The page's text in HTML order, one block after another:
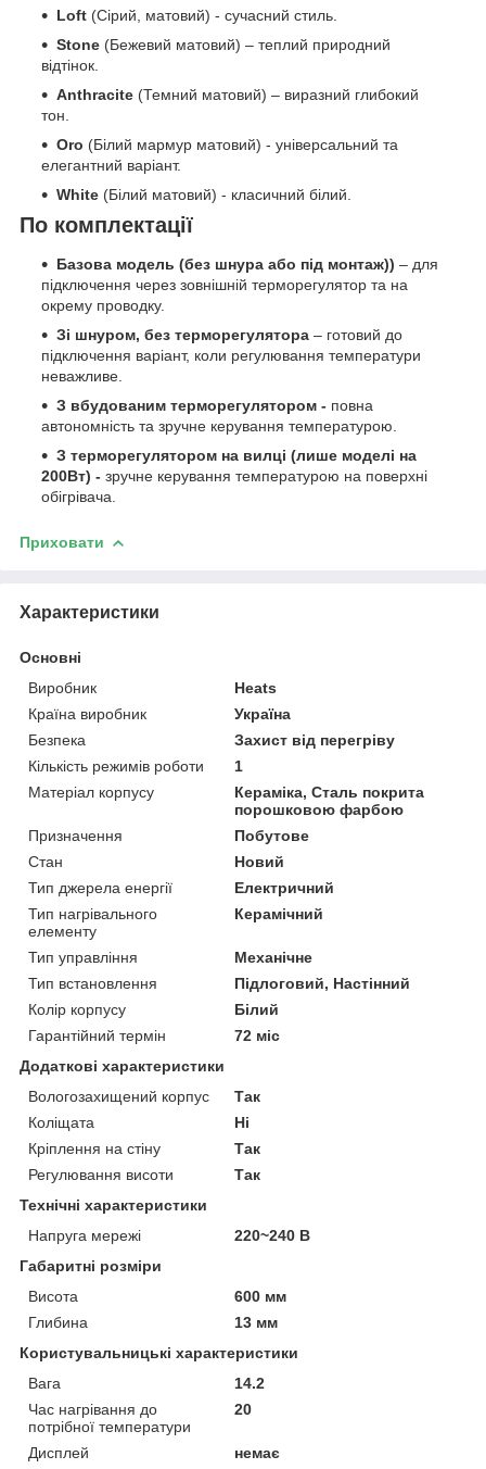
Loft (Сірий, матовий) - сучасний стиль.
Stone (Бежевий матовий) – теплий природний
відтінок.
Anthracite (Темний матовий) – виразний глибокий
тон.
Oro (Білий мармур матовий) - універсальний та
елегантний варіант.
White (Білий матовий) - класичний білий.
По комплектації
Базова модель (без шнура або під монтаж)) – для
підключення через зовнішній терморегулятор та на
окрему проводку.
Зі шнуром, без терморегулятора – готовий до
підключення варіант, коли регулювання температури
неважливе.
З вбудованим терморегулятором - повна
автономність та зручне керування температурою.
З терморегулятором на вилці (лише моделі на
200Вт) - зручне керування температурою на поверхні
обігрівача.
Приховати
Характеристики
Основні
Виробник
Heats
Країна виробник
Україна
Безпека
Захист від перегріву
Кількість режимів роботи
1
Матеріал корпусу
Кераміка, Сталь покрита
порошковою фарбою
Призначення
Побутове
Стан
Новий
Тип джерела енергії
Електричний
Тип нагрівального
елементу
Керамічний
Тип управління
Механічне
Тип встановлення
Підлоговий, Настінний
Колір корпусу
Білий
Гарантійний термін
72 міс
Додаткові характеристики
Вологозахищений корпус
Так
Коліщата
Ні
Кріплення на стіну
Так
Регулювання висоти
Так
Технічні характеристики
Напруга мережі
220~240 В
Габаритні розміри
Висота
600 мм
Глибина
13 мм
Користувальницькі характеристики
Вага
14.2
Час нагрівання до
потрібної температури
20
Дисплей
немає